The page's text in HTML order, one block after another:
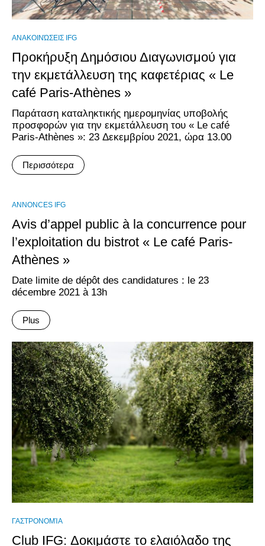
ΑΝΑΚΟΙΝΏΣΕΙΣ IFG
Προκήρυξη Δημόσιου Διαγωνισμού για
την εκμετάλλευση της καφετέριας « Le
café Paris-Athènes »
Παράταση καταληκτικής ημερομηνίας υποβολής
προσφορών για την εκμετάλλευση του « Le café
Paris-Athènes »: 23 Δεκεμβρίου 2021, ώρα 13.00
Περισσότερα
ANNONCES IFG
Avis d’appel public à la concurrence pour
l’exploitation du bistrot « Le café Paris-
Athènes »
Date limite de dépôt des candidatures : le 23
décembre 2021 à 13h
Plus
ΓΑΣΤΡΟΝΟΜΊΑ
Club IFG: Δοκιμάστε το ελαιόλαδο της